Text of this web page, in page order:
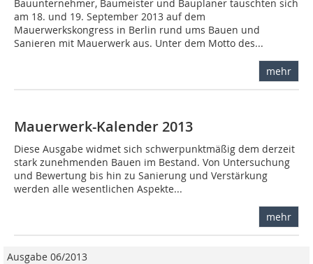
Bauunternehmer, Baumeister und Bauplaner tauschten sich
am 18. und 19. September 2013 auf dem
Mauerwerkskongress in Berlin rund ums Bauen und
Sanieren mit Mauerwerk aus. Unter dem Motto des...
mehr
Mauerwerk-Kalender 2013
Diese Ausgabe widmet sich schwerpunktmäßig dem derzeit
stark zunehmenden Bauen im Bestand. Von Untersuchung
und Bewertung bis hin zu Sanierung und Verstärkung
werden alle wesentlichen Aspekte...
mehr
Ausgabe 06/2013